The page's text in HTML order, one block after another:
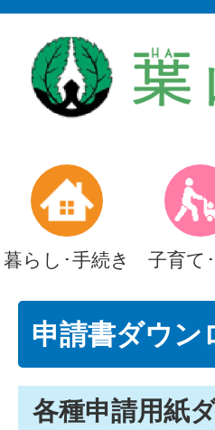
暮らし･手続き 子育て
申請書ダウン
各種申請用紙